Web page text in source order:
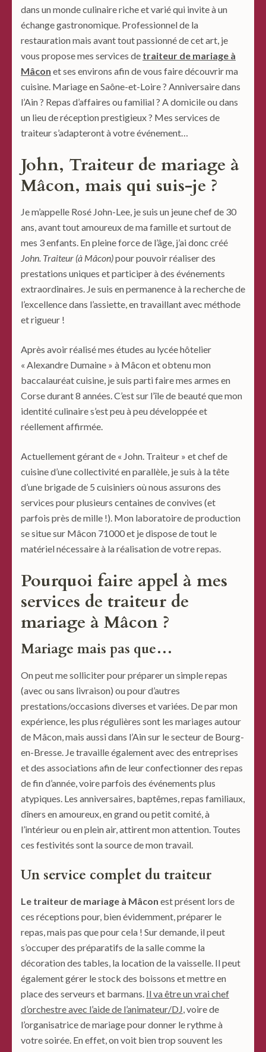
dans un monde culinaire riche et varié qui invite à un
échange gastronomique. Professionnel de la
restauration mais avant tout passionné de cet art, je
vous propose mes services de traiteur de mariage à
Mâcon et ses environs afin de vous faire découvrir ma
cuisine. Mariage en Saône-et-Loire ? Anniversaire dans
l’Ain ? Repas d’affaires ou familial ? A domicile ou dans
un lieu de réception prestigieux ? Mes services de
traiteur s’adapteront à votre événement…
John, Traiteur de mariage à
Mâcon, mais qui suis-je ?
Je m’appelle Rosé John-Lee, je suis un jeune chef de 30
ans, avant tout amoureux de ma famille et surtout de
mes 3 enfants. En pleine force de l’âge, j’ai donc créé
John. Traiteur (à Mâcon)pour pouvoir réaliser des
prestations uniques et participer à des événements
extraordinaires. Je suis en permanence à la recherche de
l’excellence dans l’assiette, en travaillant avec méthode
et rigueur !
Après avoir réalisé mes études au lycée hôtelier
« Alexandre Dumaine » à Mâcon et obtenu mon
baccalauréat cuisine, je suis parti faire mes armes en
Corse durant 8 années. C’est sur l’île de beauté que mon
identité culinaire s’est peu à peu développée et
réellement affirmée.
Actuellement gérant de « John. Traiteur » et chef de
cuisine d’une collectivité en parallèle, je suis à la tête
d’une brigade de 5 cuisiniers où nous assurons des
services pour plusieurs centaines de convives (et
parfois près de mille !). Mon laboratoire de production
se situe sur Mâcon 71000 et je dispose de tout le
matériel nécessaire à la réalisation de votre repas.
Pourquoi faire appel à mes
services de traiteur de
mariage à Mâcon ?
Mariage mais pas que…
On peut me solliciter pour préparer un simple repas
(avec ou sans livraison) ou pour d’autres
prestations/occasions diverses et variées. De par mon
expérience, les plus régulières sont les mariages autour
de Mâcon, mais aussi dans l’Ain sur le secteur de Bourg-
en-Bresse. Je travaille également avec des entreprises
et des associations afin de leur confectionner des repas
de fin d’année, voire parfois des événements plus
atypiques. Les anniversaires, baptêmes, repas familiaux,
dîners en amoureux, en grand ou petit comité, à
l’intérieur ou en plein air, attirent mon attention. Toutes
ces festivités sont la source de mon travail.
Un service complet du traiteur
Le traiteur de mariage à Mâcon est présent lors de
ces réceptions pour, bien évidemment, préparer le
repas, mais pas que pour cela ! Sur demande, il peut
s’occuper des préparatifs de la salle comme la
décoration des tables, la location de la vaisselle. Il peut
également gérer le stock des boissons et mettre en
place des serveurs et barmans. Il va être un vrai chef
d’orchestre avec l’aide de l’animateur/DJ , voire de
l’organisatrice de mariage pour donner le rythme à
votre soirée. En effet, on voit bien trop souvent les